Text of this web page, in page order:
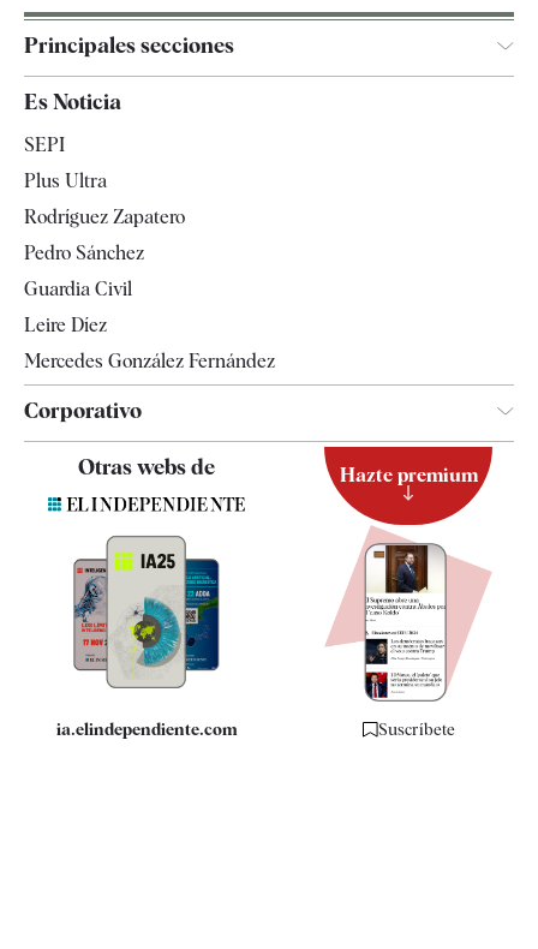
Principales secciones
España
Televisión
Es Noticia
SEPI
Plus Ultra
Rodríguez Zapatero
Pedro Sánchez
Guardia Civil
Leire Díez
Mercedes González Fernández
Corporativo
Contacto
Quiénes somos
Especificaciones
Otras webs de
ia.elindependiente.com
Hazte premium
Suscríbete